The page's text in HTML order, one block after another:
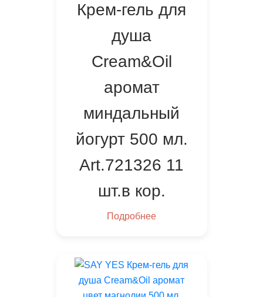
Крем-гель для
душа
Cream&Oil
аромат
миндальный
йогурт 500 мл.
Art.721326 11
шт.в кор.
Подробнее